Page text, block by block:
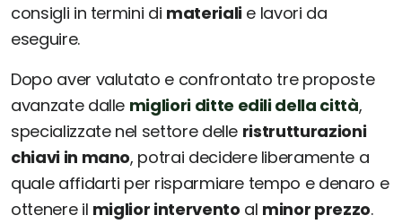
consigli in termini di materialie lavori da
eseguire.
Dopo aver valutato e confrontato tre proposte
avanzate dalle migliori ditte edili della città,
specializzate nel settore delle ristrutturazioni
chiavi in mano, potrai decidere liberamente a
quale affidarti per risparmiare tempo e denaro e
ottenere il miglior intervento al minor prezzo.